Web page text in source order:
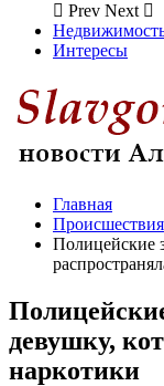
Prev Next
Интересы
Главная
Происшествия
Полицейские
девушку,
наркотики